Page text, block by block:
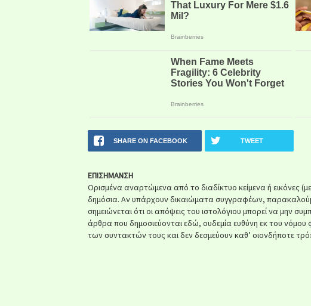
SHARE ON FACEBOOK TWEET
ΕΠΙΣΗΜΑΝΣΗ
Ορισμένα αναρτώμενα από το διαδίκτυο κείμενα ή εικόνες
δημόσια. Αν υπάρχουν δικαιώματα συγγραφέων,
σημειώνεται ότι οι απόψεις του ιστολόγιου μπορεί να μην
άρθρα που δημοσιεύονται εδώ, ουδεμία ευθύνη εκ του
των συντακτών τους και δεν δεσμεύουν καθ’ οιονδήποτε